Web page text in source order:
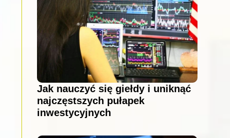
Jak nauczyć się giełdy i uniknąć
najczęstszych pułapek
inwestycyjnych